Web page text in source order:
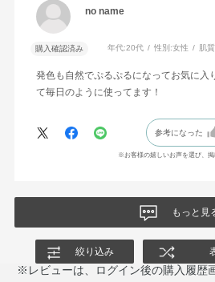
no name
購入確認済み 年代:20代 性別:女性 肌
発色も自然でぷるぷるになってお気に入
て毎日のように使ってます！
参考になった
※お客様の嬉しいお声を選び、掲
もっと見
絞り込み
※レビューは、ログイン後の購入履歴